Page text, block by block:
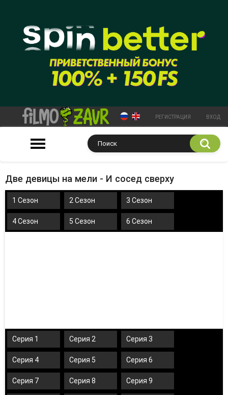
РЕГИСТРАЦИЯ ВХОД
Две девицы на мели - И сосед сверху
1 Сезон 2 Сезон 3 Сезон
4 Сезон 5 Сезон 6 Сезон
Серия 1 Серия 2 Серия 3
Серия 4 Серия 5 Серия 6
Серия 7 Серия 8 Серия 9